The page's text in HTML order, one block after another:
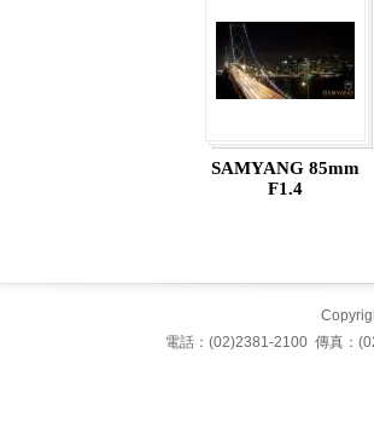
SAMYANG 85mm
F1.4
電話：(02)2381-2100 傳真：